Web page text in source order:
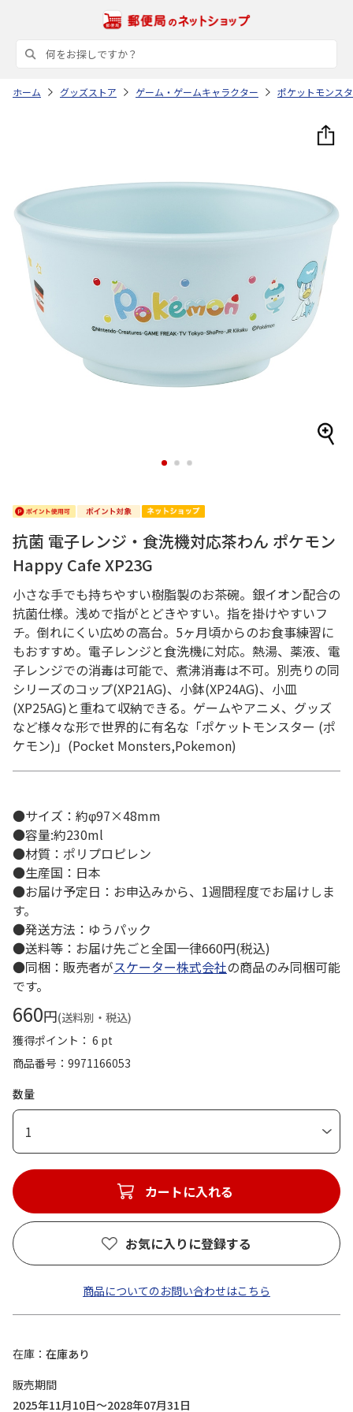
ホーム グッズストア ゲーム・ゲームキャラクター ポケットモンス
1 2 3
抗菌 電子レンジ・食洗機対応茶わん ポケモン
Happy Cafe XP23G
小さな手でも持ちやすい樹脂製のお茶碗。銀イオン配合の
抗菌仕様。浅めで指がとどきやすい。指を掛けやすいフ
チ。倒れにくい広めの高台。5ヶ月頃からのお食事練習に
もおすすめ。電子レンジと食洗機に対応。熱湯、薬液、電
子レンジでの消毒は可能で、煮沸消毒は不可。別売りの同
シリーズのコップ(XP21AG)、小鉢(XP24AG)、小皿
(XP25AG)と重ねて収納できる。ゲームやアニメ、グッズ
など様々な形で世界的に有名な「ポケットモンスター (ポ
ケモン)」(Pocket Monsters,Pokemon)
●サイズ：約φ97×48mm
●容量:約230ml
●材質：ポリプロピレン
●生産国：日本
●お届け予定日：お申込みから、1週間程度でお届けしま
す。
●発送方法：ゆうパック
●送料等：お届け先ごと全国一律660円(税込)
●同梱：販売者がスケーター株式会社の商品のみ同梱可能
です。
660円(送料別・税込)
獲得ポイント： 6 pt
商品番号
9971166053
数量
1
カートに入れる
お気に入りに登録する
商品についてのお問い合わせはこちら
在庫
在庫あり
販売期間
2025年11月10日～2028年07月31日